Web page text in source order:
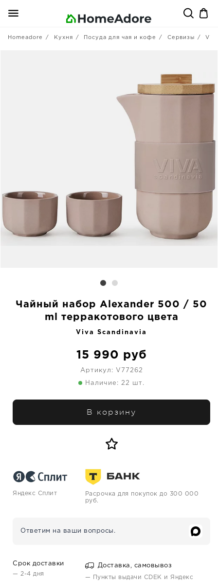
Homeadore Кухня Посуда для чая и кофе Сервизы
Чайный набор Alexander 500 / 50
ml терракотового цвета
Viva Scandinavia
15 990 руб
Артикул: V77262
Наличие: 22 шт.
В корзину
Яндекс Сплит
Расрочка для покупок до 300 000
руб.
Ответим на ваши вопросы.
Срок доставки
— 2-4 дня
Доставка, самовывоз
— Пункты выдачи CDEK и Яндекс